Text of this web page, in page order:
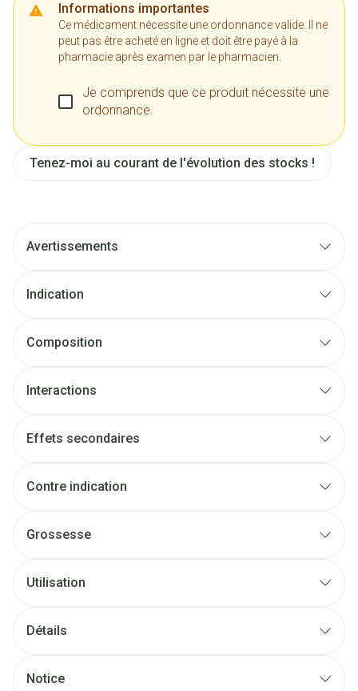
Informations importantes
Ce médicament nécessite une ordonnance valide. Il ne
peut pas être acheté en ligne et doit être payé à la
pharmacie après examen par le pharmacien.
Je comprends que ce produit nécessite une
ordonnance.
Tenez-moi au courant de l'évolution des stocks !
Avertissements
Indication
Composition
Interactions
Effets secondaires
Contre indication
Grossesse
Utilisation
Détails
Notice